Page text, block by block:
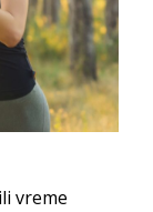
vreme